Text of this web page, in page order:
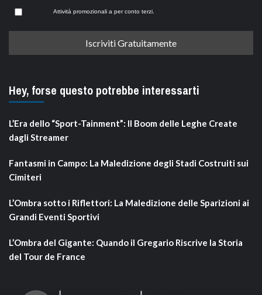
Attività promozionali a per conto terzi.
Hey, forse questo potrebbe interessarti
L’Era dello “Sport-Tainment”: Il Boom delle Leghe Create
dagli Streamer
Fantasmi in Campo: La Maledizione degli Stadi Costruiti sui
Cimiteri
L’Ombra sotto i Riflettori: La Maledizione delle Sparizioni ai
Grandi Eventi Sportivi
L’Ombra del Gigante: Quando il Gregario Riscrive la Storia
del Tour de France